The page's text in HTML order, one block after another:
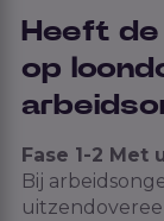
Heeft
op
Fase 1-2
Bij